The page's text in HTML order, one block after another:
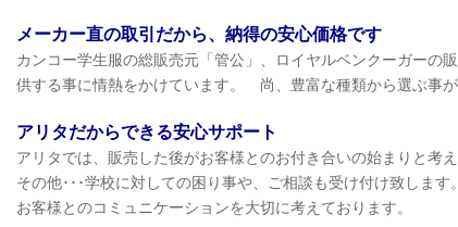
メーカー直の取引だから、納得の安心価格です
カンコー学生服の総販売元「管公」、ロイヤルベンクーガーの
供する事に情熱をかけています。 尚、豊富な種類から選ぶ事
アリタだからできる安心サポート
アリタでは、販売した後がお客様とのお付き合いの始まりと考
その他･･･学校に対しての困り事や、ご相談も受け付け致します。
お客様とのコミュニケーションを大切に考えております。